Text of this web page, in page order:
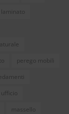
laminato
perego mobili
ufficio
massello